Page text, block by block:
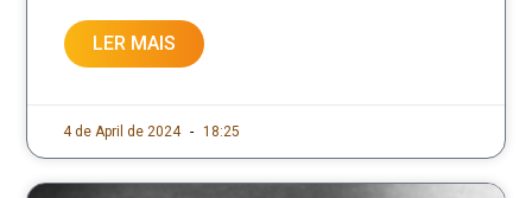
LER MAIS
4 de April de 2024 18:25